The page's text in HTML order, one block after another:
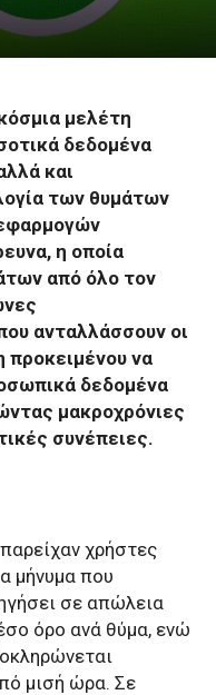
μελέτη
δεδομένα
και
των θυμάτων
η οποία
από όλο τον
ανταλλάσσουν οι
προκειμένου να
δεδομένα
μακροχρόνιες
συνέπειες.
χρήστες
μήνυμα που
σε απώλεια
όρο ανά θύμα, ενώ
μισή ώρα. Σε